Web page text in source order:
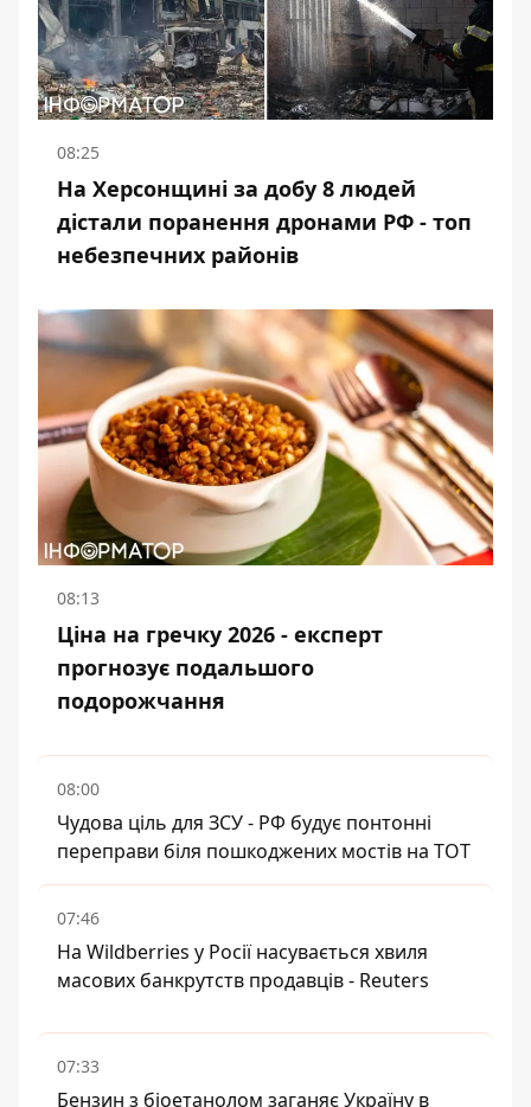
08:25
На Херсонщині за добу 8 людей
дістали поранення дронами РФ - топ
небезпечних районів
08:13
Ціна на гречку 2026 - експерт
прогнозує подальшого
подорожчання
08:00
Чудова ціль для ЗСУ - РФ будує понтонні
переправи біля пошкоджених мостів на ТОТ
07:46
На Wildberries у Росії насувається хвиля
масових банкрутств продавців - Reuters
07:33
Бензин з біоетанолом заганяє Україну в